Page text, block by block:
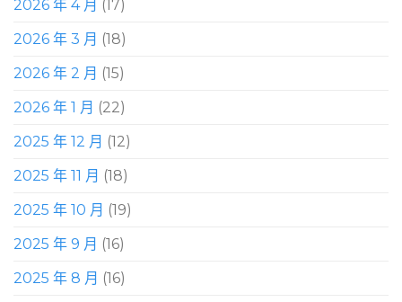
2026 年 4 月 (17)
2026 年 3 月 (18)
2026 年 2 月 (15)
2026 年 1 月 (22)
2025 年 12 月 (12)
2025 年 11 月 (18)
2025 年 10 月 (19)
2025 年 9 月 (16)
2025 年 8 月 (16)